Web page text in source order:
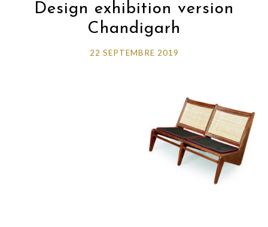
Design exhibition version
Chandigarh
22 SEPTEMBRE 2019